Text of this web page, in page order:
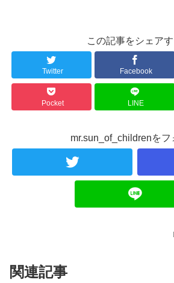
この記事をシェア
Twitter Facebook
Pocket LINE
mr.sun_of_childrenをフ
関連記事